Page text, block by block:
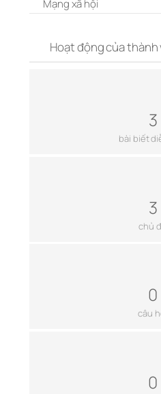
Mạng xã hội
Hoạt động của thành
3
bài biết
3
chủ
0
câu
0